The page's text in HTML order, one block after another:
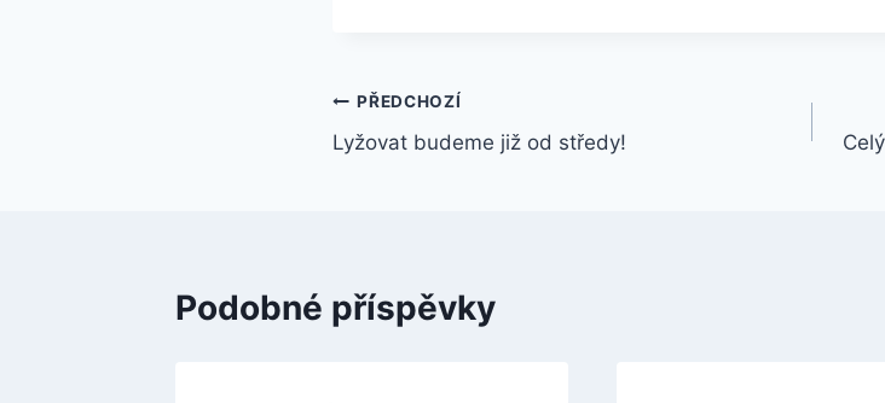
Navigace
pro
PŘEDCHOZÍ
Lyžovat budeme již od středy!
Podobné příspěvky